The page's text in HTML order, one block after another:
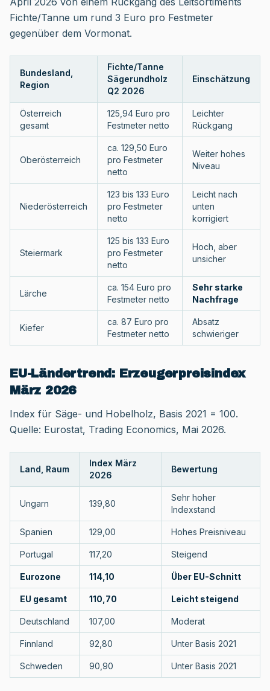
Fichte/Tanne um rund 3 Euro pro Festmeter
gegenüber dem Vormonat.
Bundesland,
Region
Fichte/Tanne
Sägerundholz
Q2 2026
Einschätzung
Österreich
gesamt
125,94 Euro pro
Festmeter netto
Leichter
Rückgang
Oberösterreich
ca. 129,50 Euro
pro Festmeter
netto
Weiter hohes
Niveau
Niederösterreich
123 bis 133 Euro
pro Festmeter
netto
Leicht nach
unten
korrigiert
Steiermark
125 bis 133 Euro
pro Festmeter
netto
Hoch, aber
unsicher
Lärche
ca. 154 Euro pro
Festmeter netto
Sehr starke
Nachfrage
Kiefer
ca. 87 Euro pro
Festmeter netto
Absatz
schwieriger
EU-Ländertrend: Erzeugerpreisindex
März 2026
Index für Säge- und Hobelholz, Basis 2021 = 100.
Quelle: Eurostat, Trading Economics, Mai 2026.
Land, Raum
Index März
2026
Bewertung
Ungarn 139,80
Sehr hoher
Indexstand
Spanien 129,00 Hohes Preisniveau
Portugal 117,20 Steigend
Eurozone 114,10 Über EU-Schnitt
EU gesamt 110,70 Leicht steigend
Deutschland 107,00 Moderat
Finnland 92,80 Unter Basis 2021
Schweden 90,90 Unter Basis 2021